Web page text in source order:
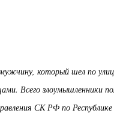
который шел по
Всего злоумышленники
СК РФ по